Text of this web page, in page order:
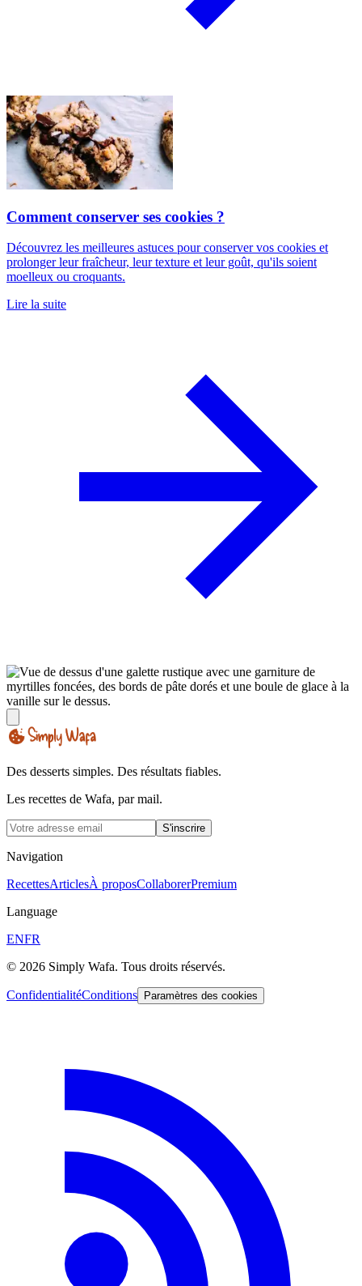
Comment conserver ses cookies ?
Découvrez les meilleures astuces pour conserver vos cookies et
prolonger leur fraîcheur, leur texture et leur goût, qu'ils soient
moelleux ou croquants.
Lire la suite
Des desserts simples. Des résultats fiables.
Les recettes de Wafa, par mail.
S'inscrire
Navigation
RecettesArticlesÀ proposCollaborerPremium
Language
ENFR
© 2026 Simply Wafa. Tous droits réservés.
ConfidentialitéConditions Paramètres des cookies